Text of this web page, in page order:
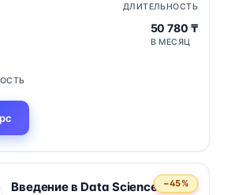
ДЛИТЕЛЬНОСТЬ
50 780 ₸
В МЕСЯЦ
−45%
Введение в Data Science